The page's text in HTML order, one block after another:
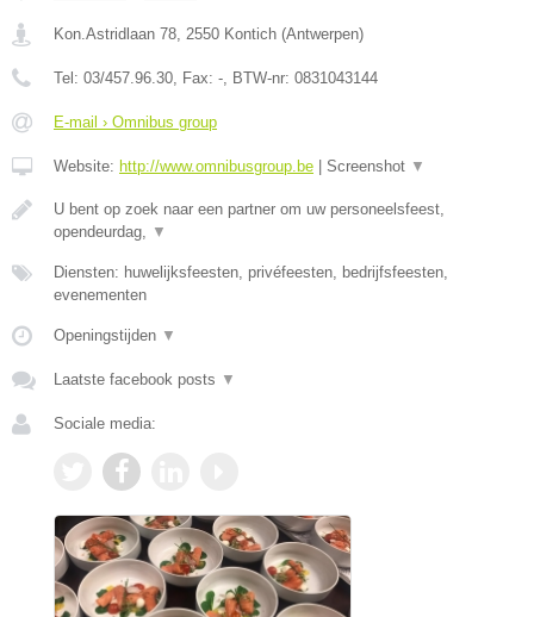
Kon.Astridlaan 78, 2550 Kontich (Antwerpen)
Tel: 03/457.96.30, Fax: -, BTW-nr: 0831043144
E-mail › Omnibus group
Website: http://www.omnibusgroup.be Screenshot ▼
U bent op zoek naar een partner om uw personeelsfeest,
opendeurdag, ▼
Diensten: huwelijksfeesten, privéfeesten, bedrijfsfeesten,
evenementen
Openingstijden ▼
Laatste facebook posts ▼
Sociale media: